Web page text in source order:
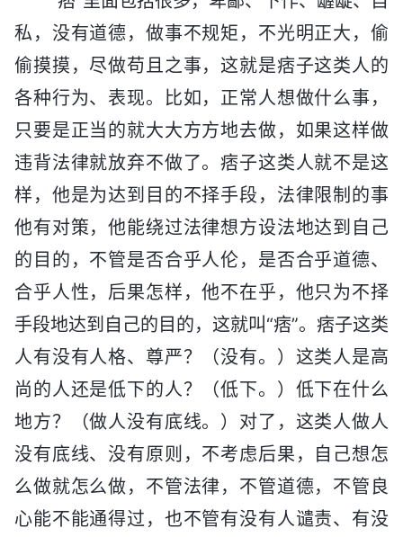
私，没有道德，做事不规矩，不光明正大，偷
偷摸摸，尽做苟且之事，这就是痞子这类人的
各种行为、表现。比如，正常人想做什么事，
只要是正当的就大大方方地去做，如果这样做
违背法律就放弃不做了。痞子这类人就不是这
样，他是为达到目的不择手段，法律限制的事
他有对策，他能绕过法律想方设法地达到自己
的目的，不管是否合乎人伦，是否合乎道德、
合乎人性，后果怎样，他不在乎，他只为不择
手段地达到自己的目的，这就叫“痞”。痞子这类
人有没有人格、尊严？（没有。）这类人是高
尚的人还是低下的人？（低下。）低下在什么
地方？（做人没有底线。）对了，这类人做人
没有底线、没有原则，不考虑后果，自己想怎
么做就怎么做，不管法律，不管道德，不管良
心能不能通得过，也不管有没有人谴责、有没